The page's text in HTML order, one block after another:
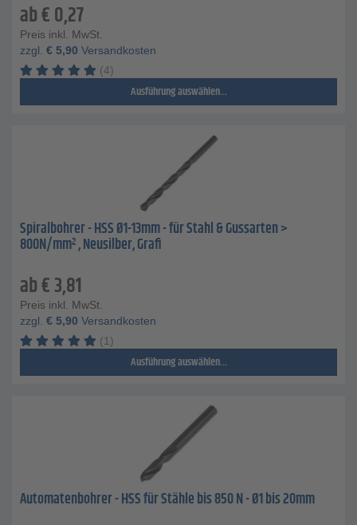
ab€0,27
Preis inkl. MwSt.
zzgl. € 5,90 Versandkosten
(4)
Ausführung auswählen...
Spiralbohrer - HSS Ø1-13mm - für Stahl & Gussarten >
800N/mm² , Neusilber, Grafi
ab€3,81
Preis inkl. MwSt.
zzgl. € 5,90 Versandkosten
(1)
Ausführung auswählen...
Automatenbohrer - HSS für Stähle bis 850 N - Ø1 bis 20mm